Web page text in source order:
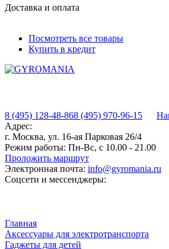
Доставка и оплата
Посмотреть все товары
Купить в кредит
8 (495) 128-48-868 (495) 970-96-15
Адрес:
г. Москва, ул. 16-ая Парковая 26/4
Режим работы: Пн-Вс, с 10.00 - 21.00
Проложить маршрут
Электронная почта: info@gyromania.ru
Соцсети и мессенджеры:
Главная
Аксессуары для электротранспорта
Гаджеты для детей